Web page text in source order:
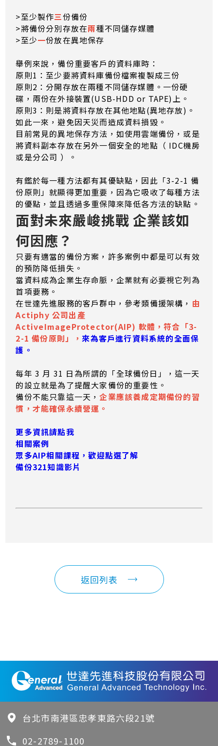
>至少製作三份備份
>將備份分別存放在兩種不同儲存媒體
>至少一份放在異地保存
舉例來說，備份重要客戶的資料庫時：
原則1：至少要將資料庫備份檔案複製成三份
原則2：分開存放在兩種不同儲存媒體。一份硬
碟，兩份在外接裝置(USB-HDD or TAPE)上。
原則3：則是將資料存放在其他地點(異地存放)。
如此一來，避免因天災而造成資料損毀。
目前常見的異地保存方法，如使用雲端備份，或是
將資料副本存放在另外一個安全的地點（ IDC機房
或是分公司 ）。
有鑑於每一種方法都有其優缺點，因此「3-2-1 備
份原則」就顯得更加重要，因為它吸收了每種方法
的優點，並且透過多重保障來降低各方法的缺點。
面對未來嚴峻挑戰 企業該如
何因應？
只要有適當的備份方案，許多案例中都是可以有效
的預防降低損失。
當資料成為企業生存命脈，企業就有必要視它列為
首項要務。
在世達先進服務的客戶群中，參考類備援架構， 由
Actiphy 公司出產
ActiveImageProtector(AIP) 軟體，符合「3-
2-1 備份原則」，來為客戶進行資料系統的全面保
護。
每年 3 月 31 日為所謂的「全球備份日」，這一天
的設立就是為了提醒大家備份的重要性。
備份不能只靠這一天，企業應該養成定期備份的習
慣，才能確保永續營運。
更多資訊請點我
相關案例
眾多AIP相關課程，歡迎點選了解
備份321知識影片
返回列表
台北市南港區忠孝東路六段21號
02-2789-1100